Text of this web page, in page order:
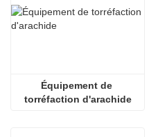
Équipement de
torréfaction d'arachide